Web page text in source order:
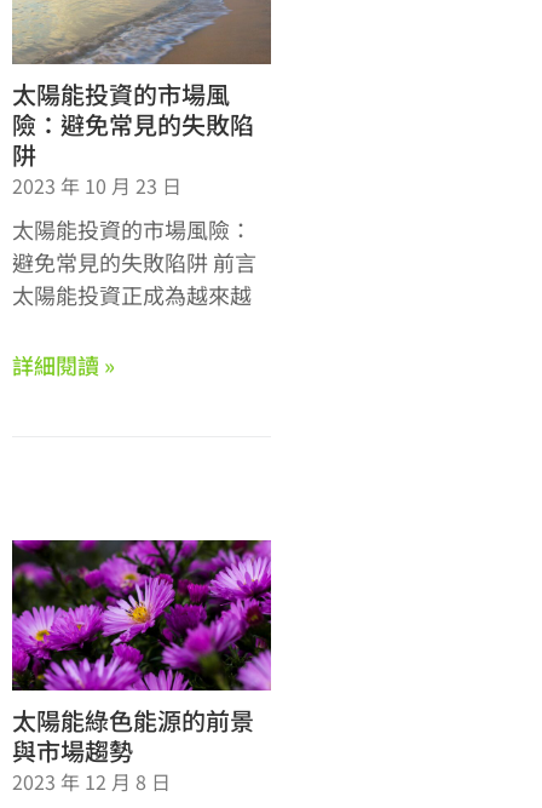
太陽能投資的市場風
險：避免常見的失敗陷
阱
2023 年 10 月 23 日
太陽能投資的市場風險：
避免常見的失敗陷阱 前言
太陽能投資正成為越來越
詳細閱讀 »
太陽能綠色能源的前景
與市場趨勢
2023 年 12 月 8 日